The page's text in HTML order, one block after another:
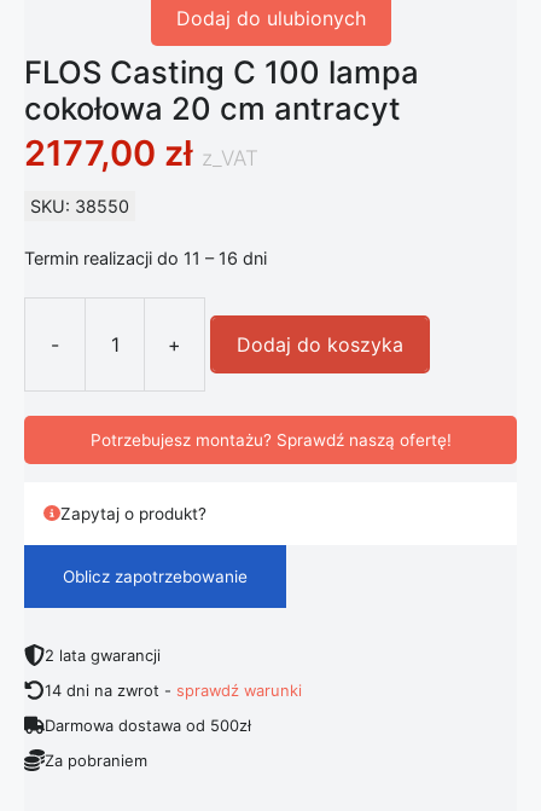
Dodaj do ulubionych
FLOS Casting C 100 lampa
cokołowa 20 cm antracyt
2177,00 zł z_VAT
SKU: 38550
Termin realizacji do 11 – 16 dni
-
ilość FLOS Casting C 100 lampa
+ Dodaj do koszyka
Potrzebujesz montażu? Sprawdź naszą ofertę!
Zapytaj o produkt?
Oblicz zapotrzebowanie
2 lata gwarancji
14 dni na zwrot -sprawdź warunki
Darmowa dostawa od 500zł
Za pobraniem